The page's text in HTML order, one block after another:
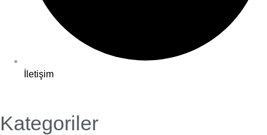
İletişim
Kategoriler